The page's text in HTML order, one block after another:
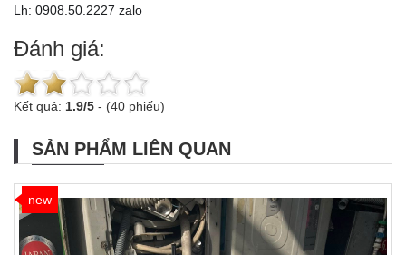
Lh: 0908.50.2227 zalo
Đánh giá:
Kết quả: 1.9/5 - (40 phiếu)
SẢN PHẨM LIÊN QUAN
new